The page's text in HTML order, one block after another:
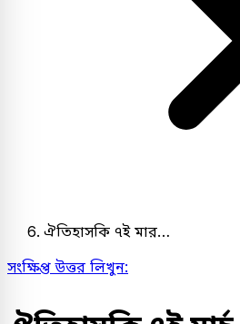
ঐতিহাসকি ৭ই মার…
সংক্ষিপ্ত উত্তর লিখুন: